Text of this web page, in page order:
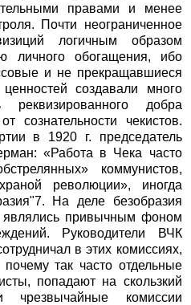
правами и менее
Почти неограниченное
логичным образом
личного обогащения, ибо
и не прекращавшиеся
создавали много
реквизированного добра
сознательности чекистов.
в 1920 г. председатель
«Работа в Чека часто
коммунистов,
революции», иногда
На деле безобразия
являлись привычным фоном
Руководители ВЧК
в этих комиссиях,
так часто отдельные
попадают на скользкий
комиссии